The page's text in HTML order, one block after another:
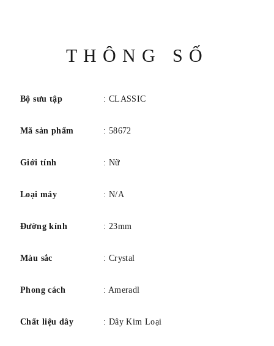
THÔNG SỐ
Bộ sưu tập : CLASSIC
Mã sản phẩm : 58672
Giới tính : Nữ
Loại máy : N/A
Đường kính : 23mm
Màu sắc : Crystal
Phong cách : Ameradl
Chất liệu dây : Dây Kim Loại